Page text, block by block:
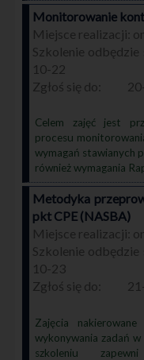
Monitorowanie
10-22
Celem zajęć jest
procesu
wymagań stawianych
również wymagania
Metodyka
pkt CPE (NASBA)
10-23
Zajęcia
wykonywania zadań
szkoleniu